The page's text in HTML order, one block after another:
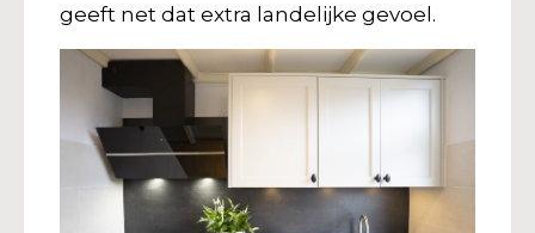
geeft net dat extra landelijke gevoel.